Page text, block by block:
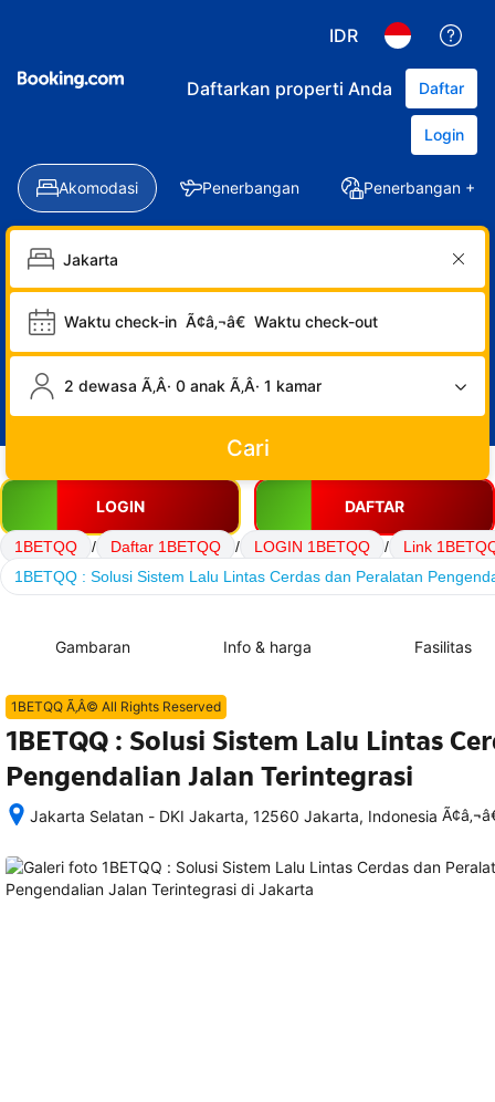
IDR
Daftarkan properti Anda Daftar
Login
Akomodasi Penerbangan Penerbangan +
Waktu check-in Ã¢â‚¬â€ Waktu check-out
2 dewasa Ã‚Â· 0 anak Ã‚Â· 1 kamar
Cari
LOGIN DAFTAR
1BETQQ / Daftar 1BETQQ / LOGIN 1BETQQ /
Link
1BETQQ : Solusi Sistem Lalu Lintas Cerdas dan Peralatan
Gambaran Info & harga Fasilitas
1BETQQ Ã‚Â© All Rights Reserved
1BETQQ : Solusi Sistem Lalu Lintas
Pengendalian Jalan Terintegrasi
Jakarta Selatan - DKI Jakarta, 12560 Jakarta, Indonesia
memesan,
semua
rincian